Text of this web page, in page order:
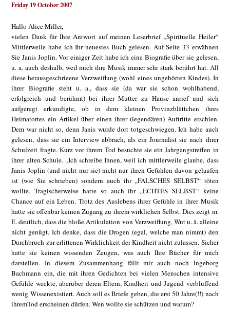
Friday 19 October 2007
Hallo Alice Miller,
vielen Dank für Ihre Antwort auf meinen Leserbrief „Spirituelle Heiler“
Mittlerweile habe ich Ihr neuestes Buch gelesen. Auf Seite 33 erwähnen
Sie Janis Joplin. Vor einiger Zeit habe ich eine Biografie über sie gelesen,
u. a. auch deshalb, weil mich ihre Musik immer sehr stark berührt hat. All
diese herausgeschrieene Verzweiflung (wohl eines ungehörten Kindes). In
ihrer Biografie steht u. a., dass sie (da war sie schon wohlhabend,
erfolgreich und berühmt) bei ihrer Mutter zu Hause anrief und sich
aufgeregt erkundigte, ob in dem kleinen Provinzblättchen ihres
Heimatortes ein Artikel über einen ihrer (legendären) Auftritte erschien.
Dem war nicht so, denn Janis wurde dort totgeschwiegen. Ich habe auch
gelesen, dass sie ein Interview abbrach, als ein Journalist sie nach ihrer
Schulzeit fragte. Kurz vor ihrem Tod besuchte sie ein Jahrgangstreffen in
ihrer alten Schule. ..Ich schreibe Ihnen, weil ich mittlerweile glaube, dass
Janis Joplin (und nicht nur sie) nicht nur ihren Gefühlen davon gelaufen
ist (wie Sie schrieben) sondern auch ihr „FALSCHES SELBST“ töten
wollte. Tragischerweise hatte so auch ihr „ECHTES SELBST“ keine
Chance auf ein Leben. Trotz des Auslebens ihrer Gefühle in ihrer Musik
hatte sie offenbar keinen Zugang zu ihrem wirklichen Selbst. Dies zeigt m.
E. deutlich, dass die bloße Artikulation von Verzweiflung, Wut u. ä. alleine
nicht genügt. Ich denke, dass die Drogen (egal, welche man nimmt) den
Durchbruch zur erlittenen Wirklichkeit der Kindheit nicht zulassen. Sicher
hatte sie keinen wissenden Zeugen, was auch Ihre Bücher für mich
darstellen. In diesem Zusammenhang fällt mir auch noch Ingeborg
Bachmann ein, die mit ihren Gedichten bei vielen Menschen intensive
Gefühle weckte, aberüber deren Eltern, Kindheit und Jugend verblüffend
wenig Wissenexistiert. Auch soll es Briefe geben, die erst 50 Jahre(!!) nach
ihremTod erscheinen dürfen. Wen wollte sie schützen und warum?